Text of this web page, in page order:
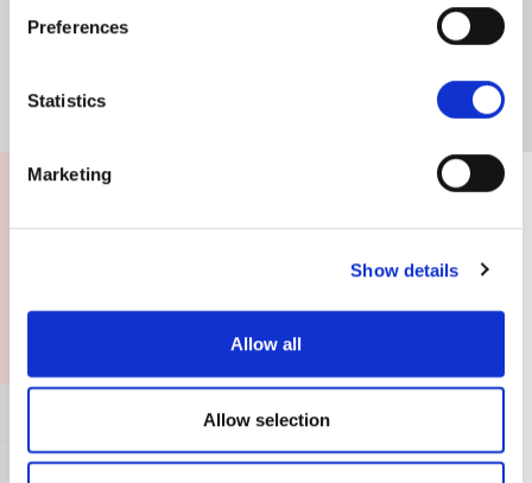
Preferences
Statistics
Marketing
Show details
Allow all
Allow selection
Como todos los medicamentos pueden tener efectos secundarios, no
queremos abusar de ninguno de ellos. Es comprensible preguntarse si
esto se extiende también a las recomendaciones sobre vacunas.
Cómo refutar este argumento